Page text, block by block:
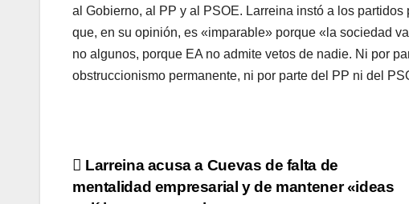
al Gobierno, al PP y al PSOE. Larreina instó a los
que, en su opinión, es «imparable» porque «la sociedad
no algunos, porque EA no admite vetos de nadie. Ni por
obstruccionismo permanente, ni por parte del PP ni del
Navegación
Larreina acusa a Cuevas de falta de
mentalidad empresarial y de mantener «ideas